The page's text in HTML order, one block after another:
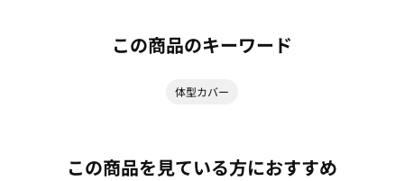
この商品のキーワード
体型カバー
この商品を見ている方におすすめ